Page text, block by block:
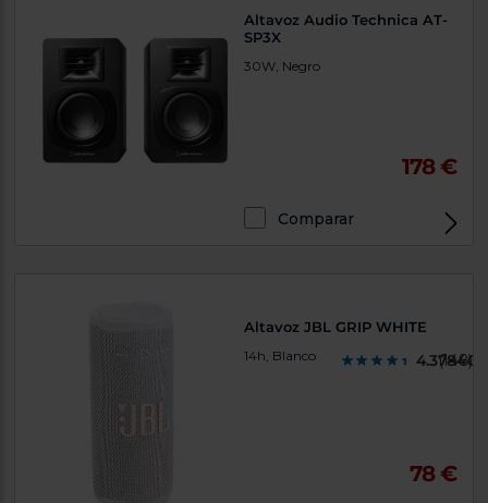
Altavoz Audio Technica AT-
SP3X
30W, Negro
178 €
Comparar
Altavoz JBL GRIP WHITE
14h, Blanco (148)
78 €